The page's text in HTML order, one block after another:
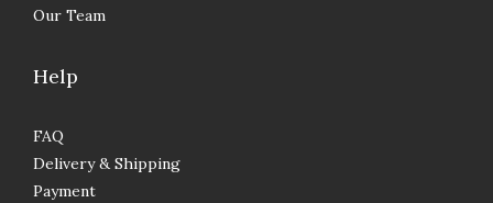
Our Team
Help
FAQ
Delivery & Shipping
Payment